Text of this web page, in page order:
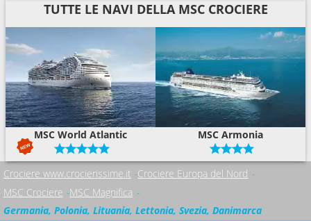
TUTTE LE NAVI DELLA MSC CROCIERE
MSC World Atlantic MSC Armonia
Crociere www.crocierissime.it Crociere Europa del Nord
MSC Crociere MSC Magnifica
Germania, Polonia, Lituania, Lettonia, Svezia, Danimarca